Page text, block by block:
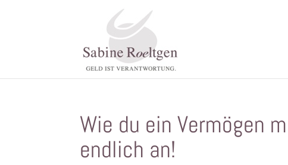
Wie du ein Vermögen
endlich an!